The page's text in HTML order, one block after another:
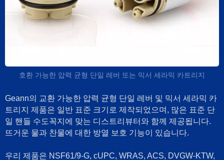
호환 가능한 압력 균형 단일 레버 또는 믹서 세라믹 카트리지
Geann의 교환 가능한 압력 균형 단일 레버 및 믹서 세라믹 카
트리지 제품은 일반 표준 크기로 제작되었으며, 많은 표준 단
일 핸들 수도꼭지에 맞는 디스트리뷰터와 함께 제공됩니다.
뜨거운 물과 찬물에 대한 방열 보호 기능이 있습니다.
우리 제품은 NSF61/9-G, cUPC, WRAS, ACS, DVGW-KTW,